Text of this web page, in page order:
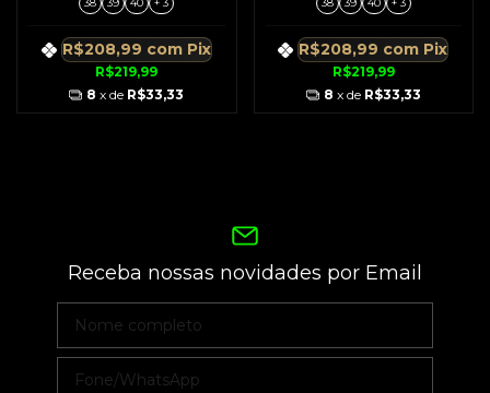
38 39 40 + 3
R$219,99
R$208,99 com Pix
8 x de R$33,33
38 39 40 + 3
R$219,99
R$208,99 com Pix
8 x de R$33,33
Receba nossas novidades por Email